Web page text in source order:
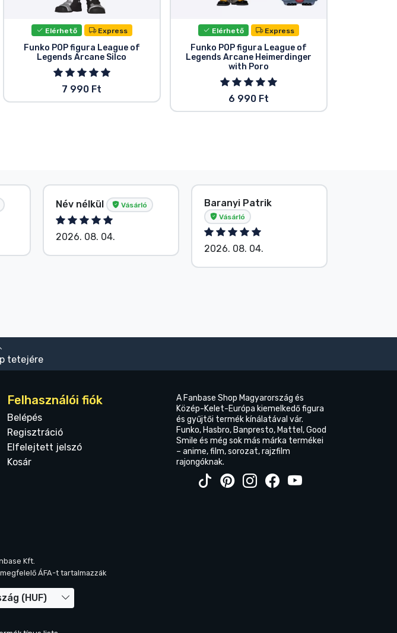
Elérhető Express
Funko POP figura League of
Legends Arcane Silco
7 990 Ft
Elérhető Express
Funko POP figura League of
Legends Arcane Heimerdinger
with Poro
6 990 Ft
Név nélkül Vásárló
2026. 08. 04.
Baranyi Patrik
Vásárló
2026. 08. 04.
tetejére
Felhasználói fiók
Belépés
Regisztráció
Elfelejtett jelszó
Kosár
A Fanbase Shop Magyarország és
Közép-Kelet-Európa kiemelkedő figura
és gyűjtői termék kínálatával vár.
Funko, Hasbro, Banpresto, Mattel, Good
Smile és még sok más márka termékei
– anime, film, sorozat, rajzfilm
rajongóknak.
Kft.
ÁFA-t tartalmazzák
(HUF)